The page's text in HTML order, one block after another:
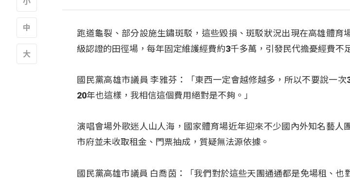
跑道龜裂、部分設施生鏽斑駁，這些毀損、斑駁狀況出現在高雄體育
級認證的田徑場，每年固定維護經費約3千多萬，引發民代擔憂經費不
國民黨高雄市議員 李雅芬：「東西一定會越修越多，所以不要說一次
20年也這樣，我相信這個費用絕對是不夠。」
演唱會場外歌迷人山人海，國家體育場近年迎來不少國內外知名藝人
市府並未收取租金、門票抽成，質疑無法源依據。
國民黨高雄市議員 白喬茵：「我們對於這些天團通通都是免場租、也